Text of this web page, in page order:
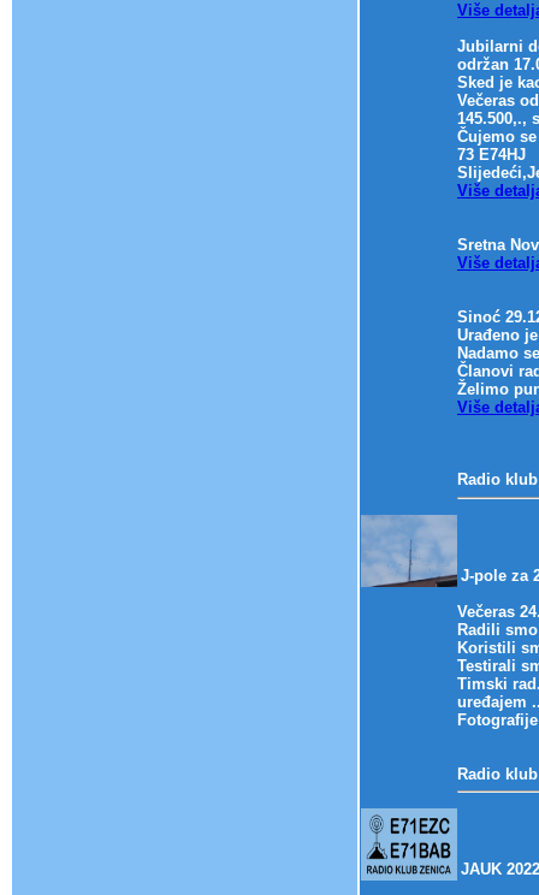
Više
Jubilarni
održan
Sked je
Večeras
145.500,.,
Čujemo
73 E74HJ
Više
Sretna
Više
Sinoć
Urađeno
Nadamo
Članovi
Želimo
Više
Radio
J-pole za
Večeras
Radili
Koristili
Testirali
Timski
uređajem
Radio
JAUK